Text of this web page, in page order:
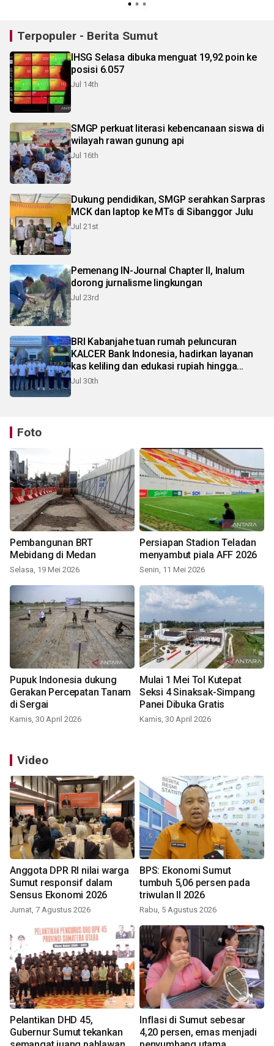
Terpopuler - Berita Sumut
IHSG Selasa dibuka menguat 19,92 poin ke
posisi 6.057
Jul 14th
SMGP perkuat literasi kebencanaan siswa di
wilayah rawan gunung api
Jul 16th
Dukung pendidikan, SMGP serahkan Sarpras
MCK dan laptop ke MTs di Sibanggor Julu
Jul 21st
Pemenang IN-Journal Chapter II, Inalum
dorong jurnalisme lingkungan
Jul 23rd
BRI Kabanjahe tuan rumah peluncuran
KALCER Bank Indonesia, hadirkan layanan
kas keliling dan edukasi rupiah hingga
pelosok Karo
Jul 30th
Foto
Pembangunan BRT
Mebidang di Medan
Selasa, 19 Mei 2026
Persiapan Stadion Teladan
menyambut piala AFF 2026
Senin, 11 Mei 2026
Pupuk Indonesia dukung
Gerakan Percepatan Tanam
di Sergai
Kamis, 30 April 2026
Mulai 1 Mei Tol Kutepat
Seksi 4 Sinaksak-Simpang
Panei Dibuka Gratis
Kamis, 30 April 2026
Video
Anggota DPR RI nilai warga
Sumut responsif dalam
Sensus Ekonomi 2026
Jumat, 7 Agustus 2026
BPS: Ekonomi Sumut
tumbuh 5,06 persen pada
triwulan II 2026
Rabu, 5 Agustus 2026
Pelantikan DHD 45,
Gubernur Sumut tekankan
Inflasi di Sumut sebesar
4,20 persen, emas menjadi